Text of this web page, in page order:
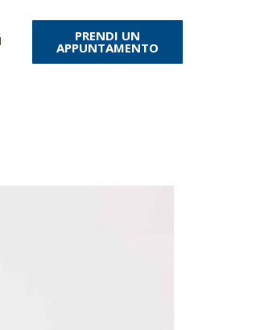
PRENDI UN
APPUNTAMENTO